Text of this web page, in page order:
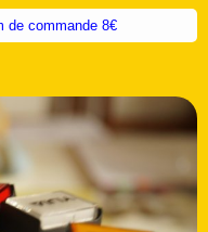
de commande 8€